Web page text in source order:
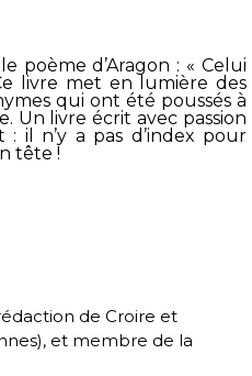
poème d’Aragon : « Celui
livre met en lumière des
qui ont été poussés à
Un livre écrit avec passion
il n’y a pas d’index pour
tête !
de Croire et
), et membre de la